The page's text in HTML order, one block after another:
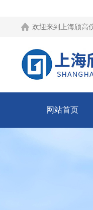
欢迎来到 上海颀高
网站首页